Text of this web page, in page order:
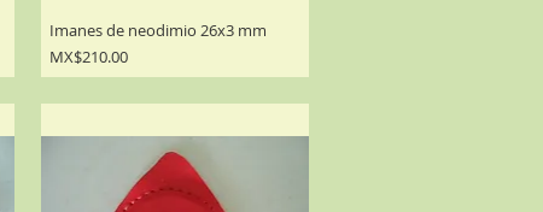
Imanes de neodimio 26x3 mm
Precio
MX$210.00